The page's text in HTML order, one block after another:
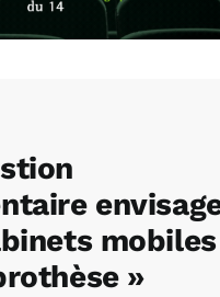
mobiles
»